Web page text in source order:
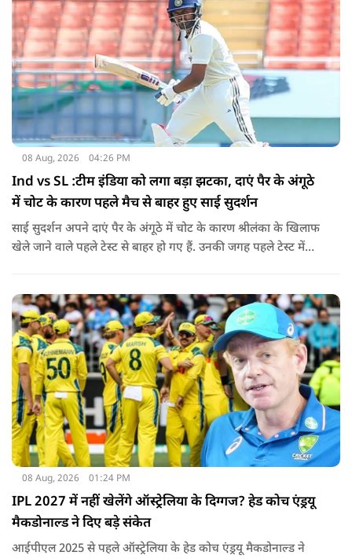
08 Aug, 2026 04:26 PM
Ind vs SL :टीम इंडिया को लगा बड़ा झटका, दाएं पैर के अंगूठे
में चोट के कारण पहले मैच से बाहर हुए साई सुदर्शन
साई सुदर्शन अपने दाएं पैर के अंगूठे में चोट के कारण श्रीलंका के खिलाफ
खेले जाने वाले पहले टेस्ट से बाहर हो गए हैं. उनकी जगह पहले टेस्ट में
08 Aug, 2026 01:24 PM
IPL 2027 में नहीं खेलेंगे ऑस्ट्रेलिया के दिग्गज? हेड कोच एंड्रयू
मैकडोनाल्ड ने दिए बड़े संकेत
आईपीएल 2025 से पहले ऑस्ट्रेलिया के हेड कोच एंड्रयू मैकडोनाल्ड ने